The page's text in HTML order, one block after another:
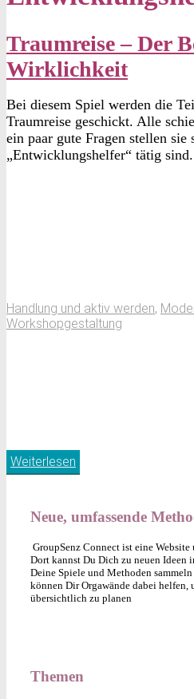
Traumreise – Der
Wirklichkeit
Bei diesem Spiel werden die
Traumreise geschickt. Alle
ein paar gute Fragen stellen
„Entwicklungshelfer“ tätig sind.
Handlung und aktiv werden,
Workshopgestaltung
Weiterlesen
Neue, umfassende
GroupSenz Connect ist eine
Dort kannst Du Dich zu neuen Ideen
Deine Spiele und Methoden
können Dir Orgawände dabei
übersichtlich zu planen
Themen